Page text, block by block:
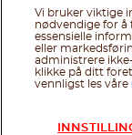
Vi bruker viktige
nødvendige for å
essensielle
eller
administrere
klikke på ditt
vennligst les våre